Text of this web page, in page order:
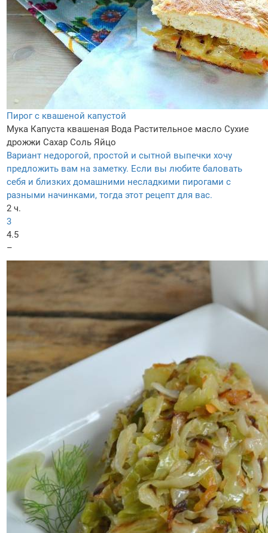
Пирог с квашеной капустой
Мука Капуста квашеная Вода Растительное масло Сухие
дрожжи Сахар Соль Яйцо
Вариант недорогой, простой и сытной выпечки хочу
предложить вам на заметку. Если вы любите баловать
себя и близких домашними несладкими пирогами с
разными начинками, тогда этот рецепт для вас.
2 ч.
3
4.5
–